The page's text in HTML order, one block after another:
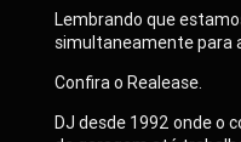
Lembrando que
simultaneamente para
Confira o Realease.
DJ desde 1992 onde o